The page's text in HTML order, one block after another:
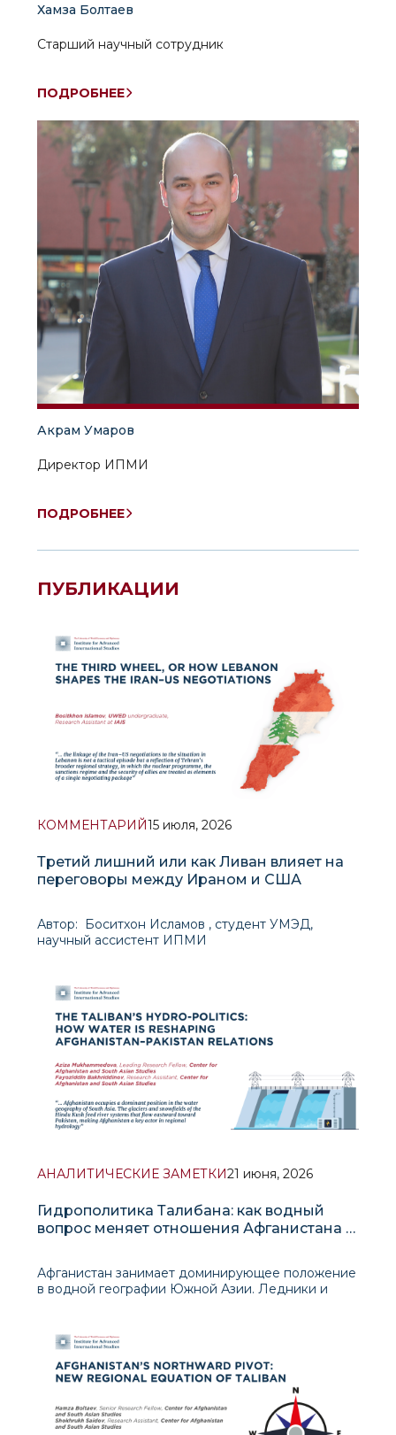
Хамза Болтаев
Старший научный сотрудник
ПОДРОБНЕЕ
Акрам Умаров
Директор ИПМИ
ПОДРОБНЕЕ
ПУБЛИКАЦИИ
КОММЕНТАРИЙ15 июля, 2026
Третий лишний или как Ливан влияет на
переговоры между Ираном и США
Автор: Боситхон Исламов , студент УМЭД,
научный ассистент ИПМИ
Контекст и логика иранской позиции.
Переговоры в Бюргеншток
АНАЛИТИЧЕСКИЕ ЗАМЕТКИ21 июня, 2026
Гидрополитика Талибана: как водный
вопрос меняет отношения Афганистана и
Афганистан занимает доминирующее положение
в водной географии Южной Азии. Ледники и
Пакистана, делая Афганистан ключевым актором
региональной гидрологии. Несмотря на свою
экономическую уязвим